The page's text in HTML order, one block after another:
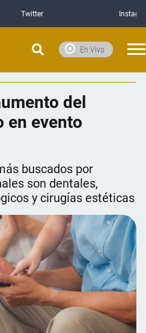
Twitter
En Vivo
del
en evento
buscados por
son dentales,
y cirugías estéticas